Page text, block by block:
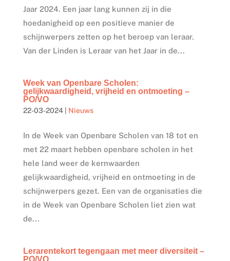
Jaar 2024. Een jaar lang kunnen zij in die
hoedanigheid op een positieve manier de
schijnwerpers zetten op het beroep van leraar.
Van der Linden is Leraar van het Jaar in de...
Week van Openbare Scholen:
gelijkwaardigheid, vrijheid en ontmoeting –
PO/VO
22-03-2024| Nieuws
In de Week van Openbare Scholen van 18 tot en
met 22 maart hebben openbare scholen in het
hele land weer de kernwaarden
gelijkwaardigheid, vrijheid en ontmoeting in de
schijnwerpers gezet. Een van de organisaties die
in de Week van Openbare Scholen liet zien wat
de...
Lerarentekort tegengaan met meer diversiteit –
PO/VO